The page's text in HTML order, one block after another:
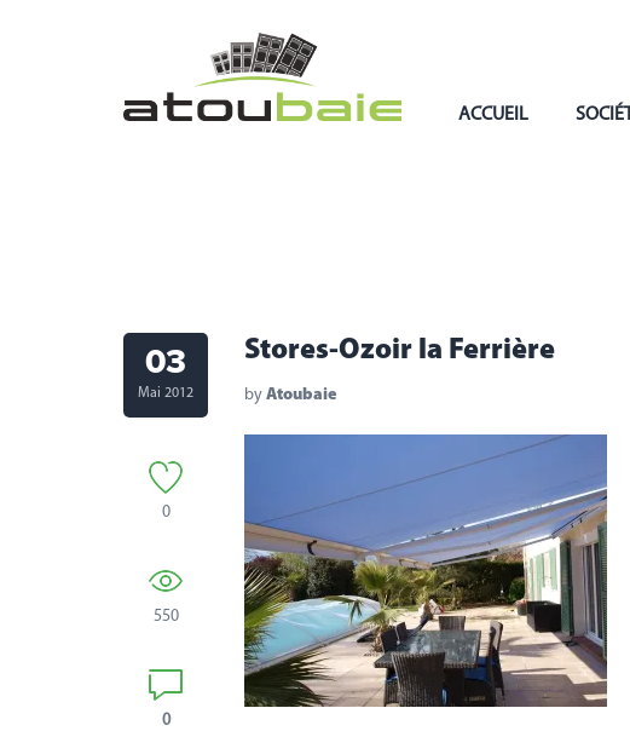
ACCUEIL
03
Mai 2012
0
550
0
Stores-Ozoir la Ferrière
by Atoubaie